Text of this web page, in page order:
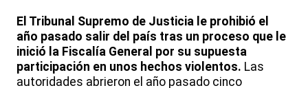
El Tribunal Supremo de Justicia le prohibió el
año pasado salir del país tras un proceso que le
inició la Fiscalía General por su supuesta
participación en unos hechos violentos. Las
autoridades abrieron el año pasado cinco